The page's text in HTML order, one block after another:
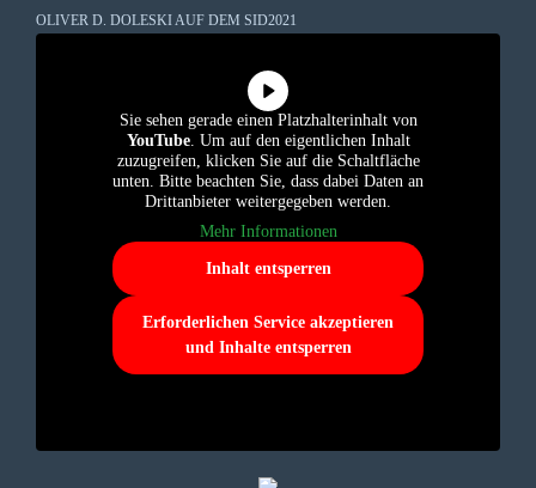
OLIVER D. DOLESKI AUF DEM SID2021
Sie sehen gerade einen Platzhalterinhalt von
YouTube. Um auf den eigentlichen Inhalt
zuzugreifen, klicken Sie auf die Schaltfläche
unten. Bitte beachten Sie, dass dabei Daten an
Drittanbieter weitergegeben werden.
Mehr Informationen
Inhalt entsperren
Erforderlichen Service akzeptieren
und Inhalte entsperren